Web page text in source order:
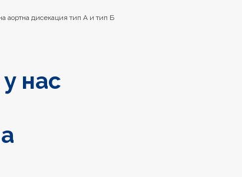
аортна дисекация тип А и тип Б
нас